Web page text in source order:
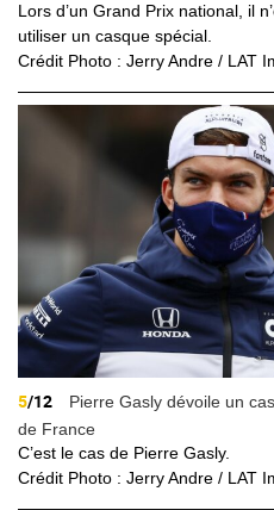
Lors d’un Grand Prix national, il
utiliser un casque spécial.
Crédit Photo : Jerry Andre / LAT
5/12
Pierre Gasly dévoile un
de France
C’est le cas de Pierre Gasly.
Crédit Photo : Jerry Andre / LAT